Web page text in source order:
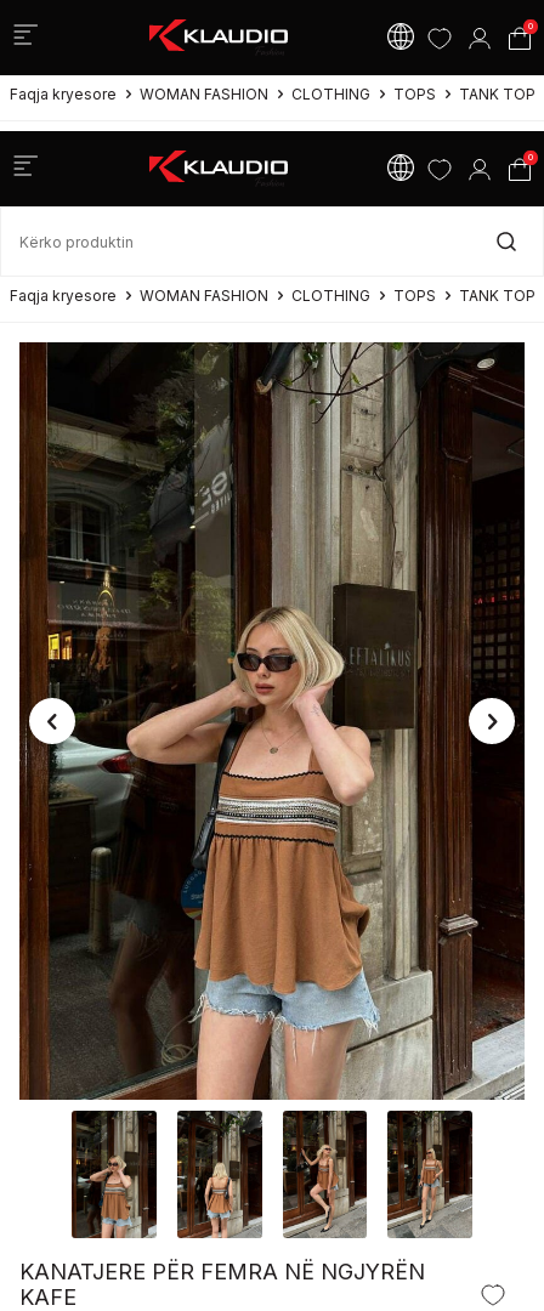
0
Faqja kryesore WOMAN FASHION CLOTHING TOPS TANK TOPS
0
Faqja kryesore WOMAN FASHION CLOTHING TOPS TANK TOPS
KANATJERE PËR FEMRA NË NGJYRËN
KAFE